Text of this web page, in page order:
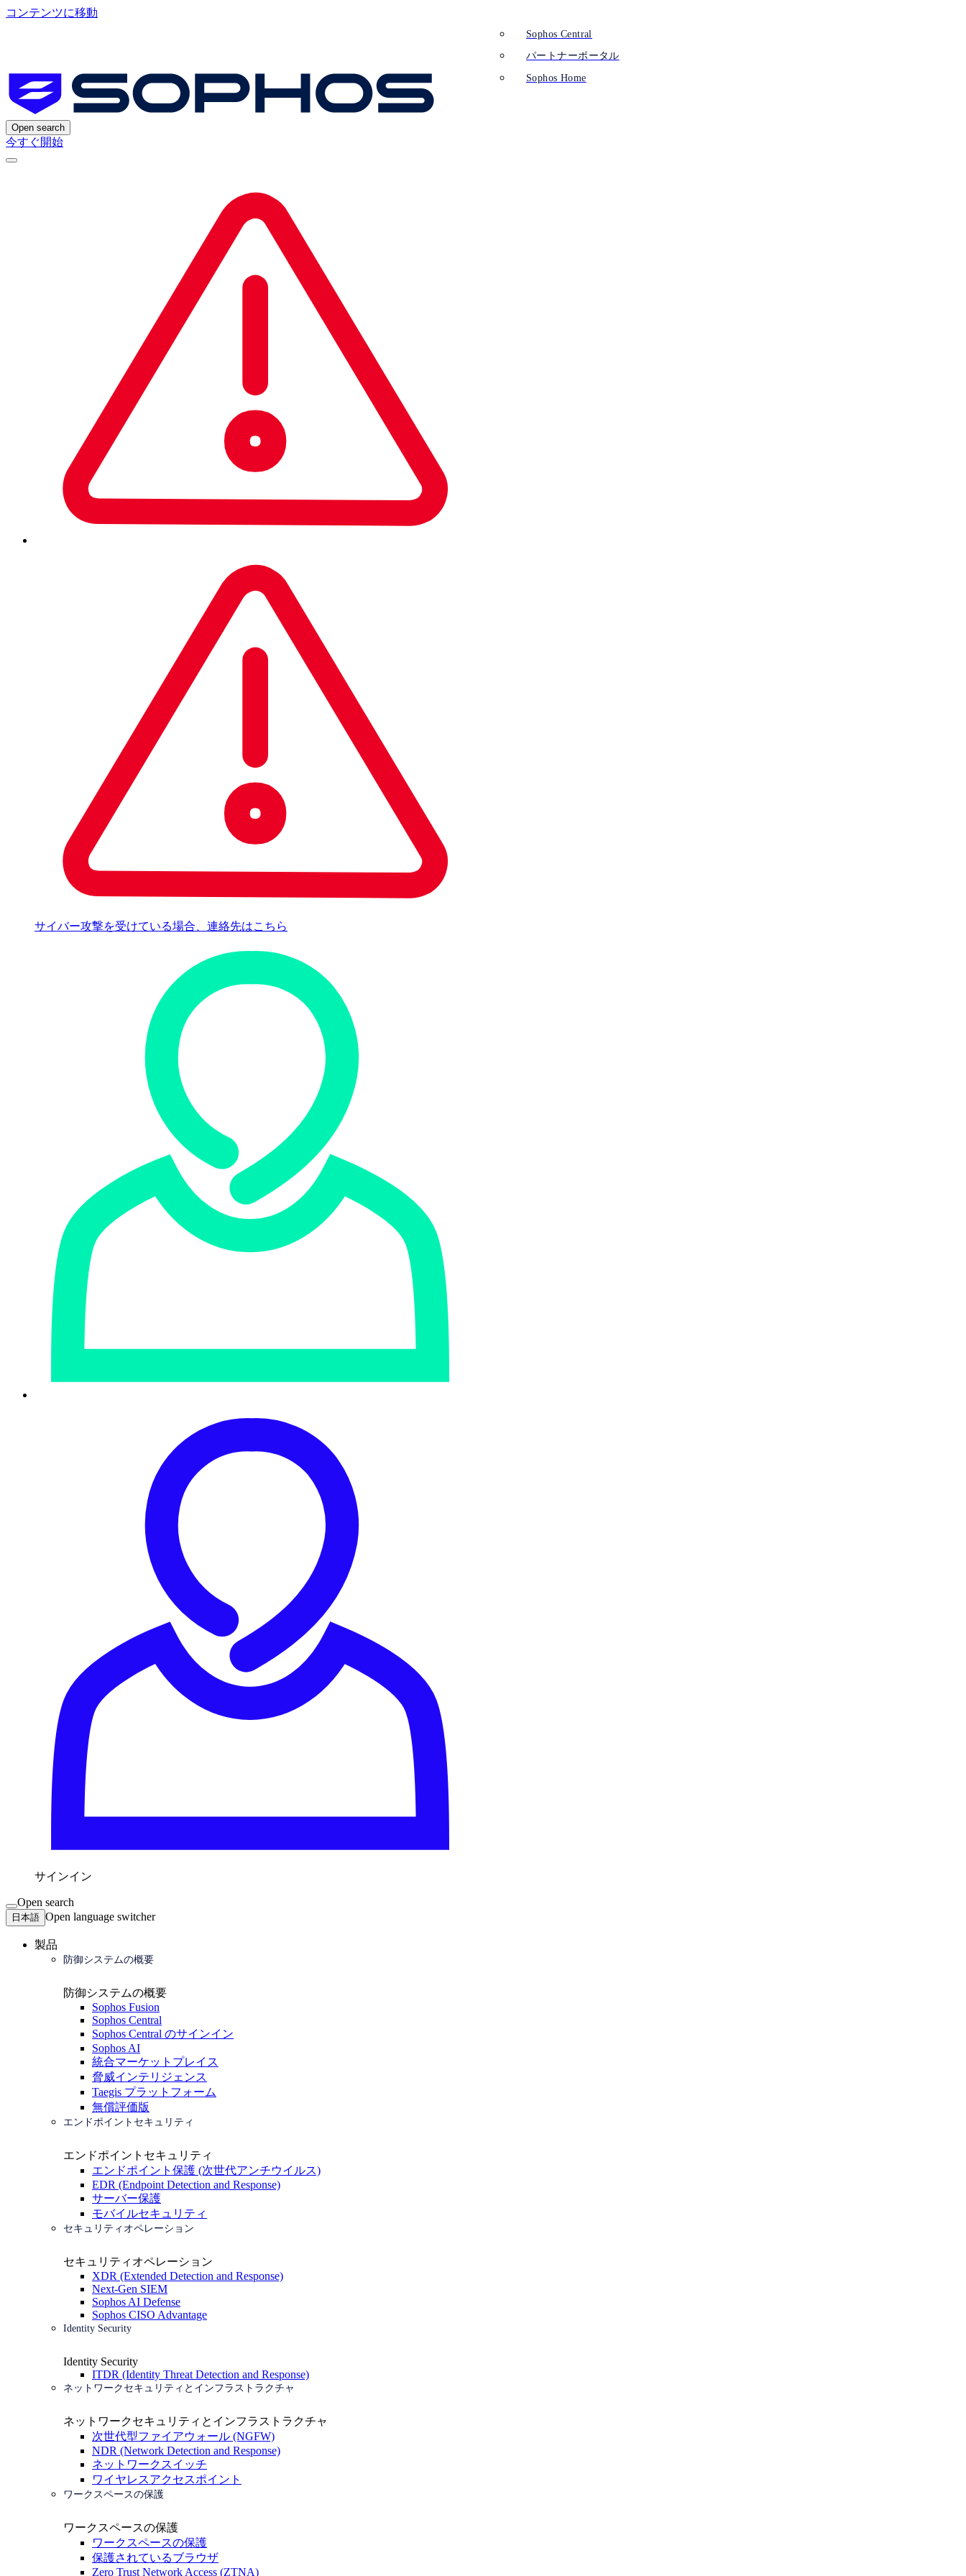
コンテンツに移動
Open search
今すぐ開始
サイバー攻撃を受けている場合、連絡先はこちら
サインイン
Sophos Central
パートナーポータル
Sophos Home
Open search
日本語 Open language switcher
製品
防御システムの概要
防御システムの概要
Sophos Fusion
Sophos Central
Sophos Central のサインイン
Sophos AI
統合マーケットプレイス
脅威インテリジェンス
Taegis プラットフォーム
無償評価版
エンドポイントセキュリティ
エンドポイントセキュリティ
エンドポイント保護 (次世代アンチウイルス)
EDR (Endpoint Detection and Response)
サーバー保護
モバイルセキュリティ
セキュリティオペレーション
セキュリティオペレーション
XDR (Extended Detection and Response)
Next-Gen SIEM
Sophos AI Defense
Sophos CISO Advantage
Identity Security
Identity Security
ITDR (Identity Threat Detection and Response)
ネットワークセキュリティとインフラストラクチャ
ネットワークセキュリティとインフラストラクチャ
次世代型ファイアウォール (NGFW)
NDR (Network Detection and Response)
ネットワークスイッチ
ワイヤレスアクセスポイント
ワークスペースの保護
ワークスペースの保護
ワークスペースの保護
保護されているブラウザ
Zero Trust Network Access (ZTNA)